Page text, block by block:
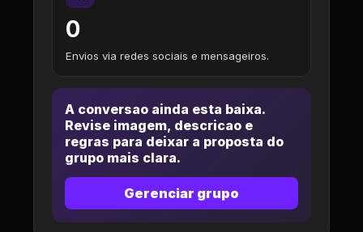
0
Envios via redes sociais e mensageiros.
A conversao ainda esta baixa.
Revise imagem, descricao e
regras para deixar a proposta do
grupo mais clara.
Gerenciar grupo